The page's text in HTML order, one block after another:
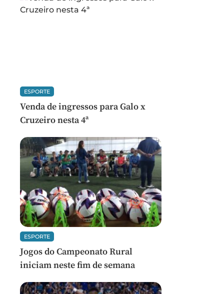
ESPORTE
Venda de ingressos para Galo x
Cruzeiro nesta 4ª
ESPORTE
Jogos do Campeonato Rural
iniciam neste fim de semana